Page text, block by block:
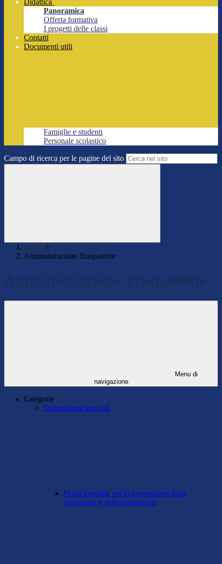
Didattica
Panoramica
Offerta formativa
I progetti delle classi
Contatti
Documenti utili
Famiglie e studenti
Personale scolastico
Campo di ricerca per le pagine del sito
Home >
Amministrazione Trasparente
Amministrazione Trasparente
Menu di
navigazione
Categorie
Disposizioni generali
Piano triennale per la prevenzione della
corruzione e della trasparenza